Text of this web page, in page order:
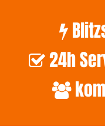
24h